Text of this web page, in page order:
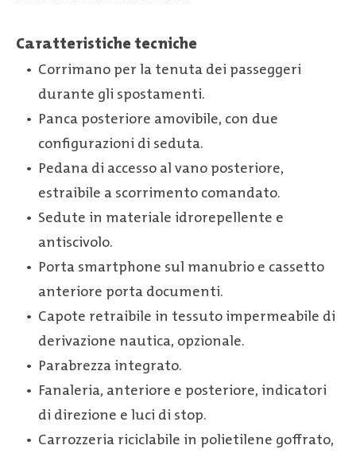
Caratteristiche tecniche
Corrimano per la tenuta dei passeggeri
durante gli spostamenti.
Panca posteriore amovibile, con due
configurazioni di seduta.
Pedana di accesso al vano posteriore,
estraibile a scorrimento comandato.
Sedute in materiale idrorepellente e
antiscivolo.
Porta smartphone sul manubrio e cassetto
anteriore porta documenti.
Capote retraibile in tessuto impermeabile di
derivazione nautica, opzionale.
Parabrezza integrato.
Fanaleria, anteriore e posteriore, indicatori
di direzione e luci di stop.
Carrozzeria riciclabile in polietilene goffrato,